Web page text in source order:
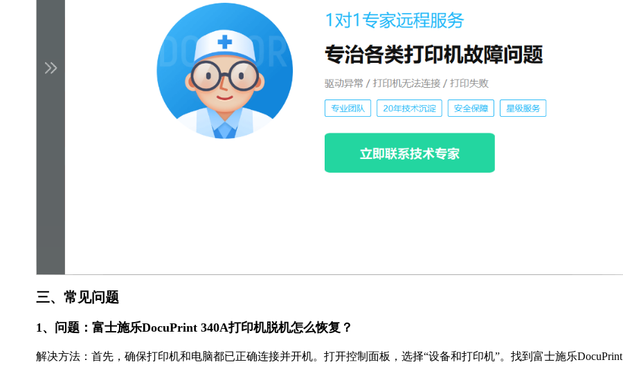
三、常见问题
1、问题：富士施乐DocuPrint 340A打印机脱机怎么恢复？
解决方法：首先，确保打印机和电脑都已正确连接并开机。打开控制面板，选择“设备和打印机”。找到富士施乐DocuPrint